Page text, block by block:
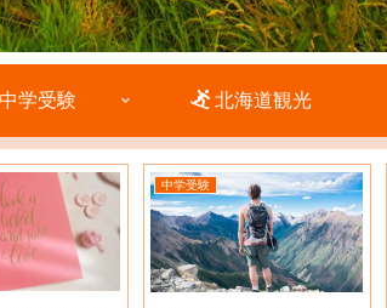
中学受験 北海道観光
中学受験